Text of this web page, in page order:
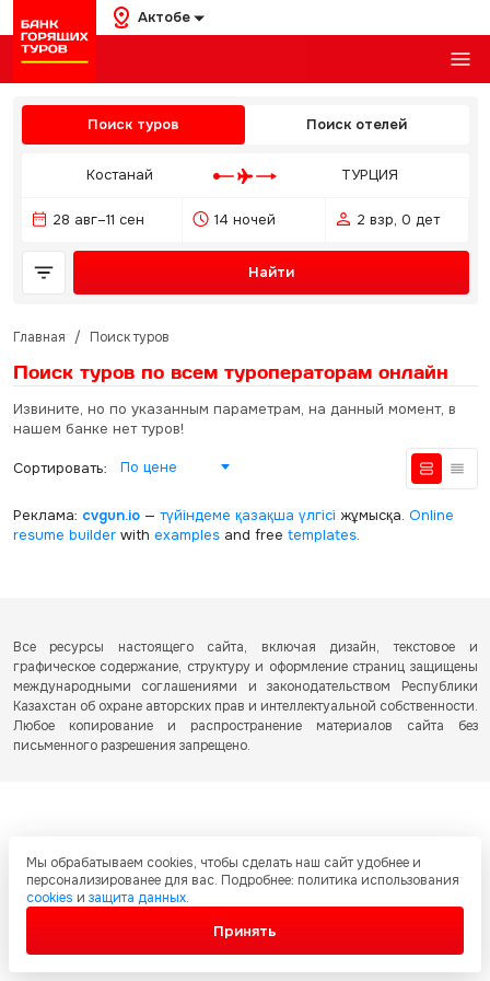
Актобе
Поиск туров Поиск отелей
Костанай ТУРЦИЯ
28 авг–11 сен 14 ночей 2 взр, 0 дет
Найти
Главная / Поиск туров
Поиск туров по всем туроператорам онлайн
Извините, но по указанным параметрам, на данный момент, в
нашем банке нет туров!
Сортировать: По цене
Реклама: cvgun.io— түйіндеме қазақша үлгісі жұмысқа. Online
resume builderwith examplesand free templates.
Все ресурсы настоящего сайта, включая дизайн, текстовое и
графическое содержание, структуру и оформление страниц защищены
международными соглашениями и законодательством Республики
Казахстан об охране авторских прав и интеллектуальной собственности.
Любое копирование и распространение материалов сайта без
письменного разрешения запрещено.
Мы обрабатываем cookies, чтобы сделать наш сайт удобнее и
персонализированее для вас. Подробнее: политика использования
cookies и защита данных.
Принять